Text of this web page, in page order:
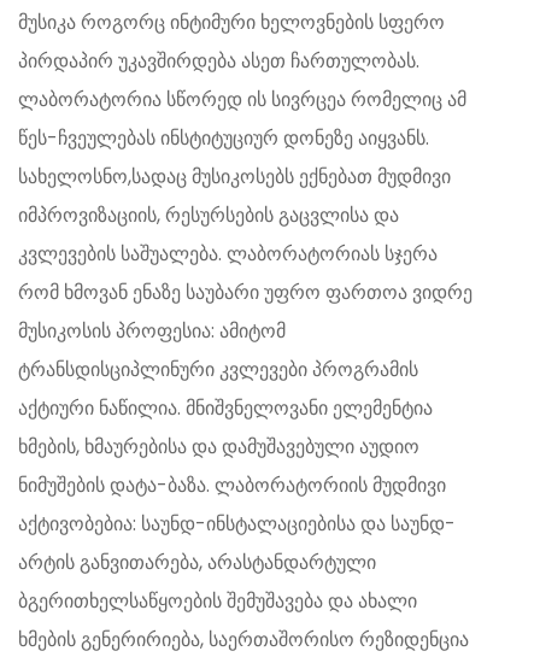
მუსიკა როგორც ინტიმური ხელოვნების სფერო
პირდაპირ უკავშირდება ასეთ ჩართულობას.
ლაბორატორია სწორედ ის სივრცეა რომელიც ამ
წეს-ჩვეულებას ინსტიტუციურ დონეზე აიყვანს.
სახელოსნო,სადაც მუსიკოსებს ექნებათ მუდმივი
იმპროვიზაციის, რესურსების გაცვლისა და
კვლევების საშუალება. ლაბორატორიას სჯერა
რომ ხმოვან ენაზე საუბარი უფრო ფართოა ვიდრე
მუსიკოსის პროფესია: ამიტომ
ტრანსდისციპლინური კვლევები პროგრამის
აქტიური ნაწილია. მნიშვნელოვანი ელემენტია
ხმების, ხმაურებისა და დამუშავებული აუდიო
ნიმუშების დატა-ბაზა. ლაბორატორიის მუდმივი
აქტივობებია: საუნდ-ინსტალაციებისა და საუნდ-
არტის განვითარება, არასტანდარტული
ბგერითხელსაწყოების შემუშავება და ახალი
ხმების გენერირიება, საერთაშორისო რეზიდენცია